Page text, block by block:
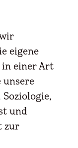
eigene
in einer Art
unsere
Soziologie,
und
zur